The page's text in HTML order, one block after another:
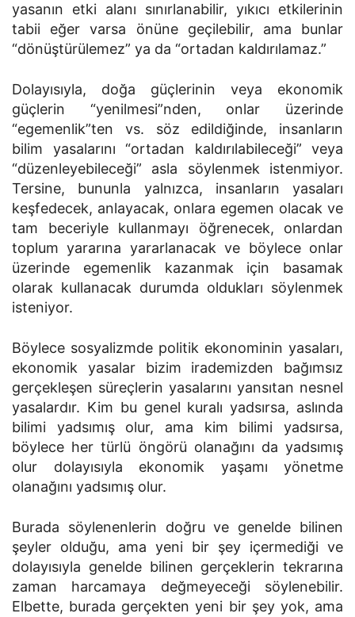
yasanın etki alanı sınırlanabilir, yıkıcı etkilerinin
tabii eğer varsa önüne geçilebilir, ama bunlar
“dönüştürülemez” ya da “ortadan kaldırılamaz.”
Dolayısıyla, doğa güçlerinin veya ekonomik
güçlerin “yenilmesi”nden, onlar üzerinde
“egemenlik”ten vs. söz edildiğinde, insanların
bilim yasalarını “ortadan kaldırılabileceği” veya
“düzenleyebileceği” asla söylenmek istenmiyor.
Tersine, bununla yalnızca, insanların yasaları
keşfedecek, anlayacak, onlara egemen olacak ve
tam beceriyle kullanmayı öğrenecek, onlardan
toplum yararına yararlanacak ve böylece onlar
üzerinde egemenlik kazanmak için basamak
olarak kullanacak durumda oldukları söylenmek
isteniyor.
Böylece sosyalizmde politik ekonominin yasaları,
ekonomik yasalar bizim irademizden bağımsız
gerçekleşen süreçlerin yasalarını yansıtan nesnel
yasalardır. Kim bu genel kuralı yadsırsa, aslında
bilimi yadsımış olur, ama kim bilimi yadsırsa,
böylece her türlü öngörü olanağını da yadsımış
olur ­dolayısıyla ekonomik yaşamı yönetme
olanağını yadsımış olur.
Burada söylenenlerin doğru ve genelde bilinen
şeyler olduğu, ama yeni bir şey içermediği ve
dolayısıyla genelde bilinen gerçeklerin tekrarına
zaman harcamaya değmeyeceği söylenebilir.
Elbette, burada gerçekten yeni bir şey yok, ama